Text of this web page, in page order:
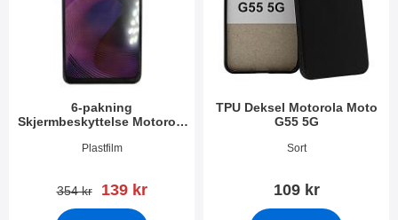
6-pakning
Skjermbeskyttelse Motorola
Varenummer 51822
Plastfilm
gammel pris
354 kr ny pris
139 kr
TPU Deksel Motorola Moto
G55 5G
Varenummer 51827
Sort
109 kr